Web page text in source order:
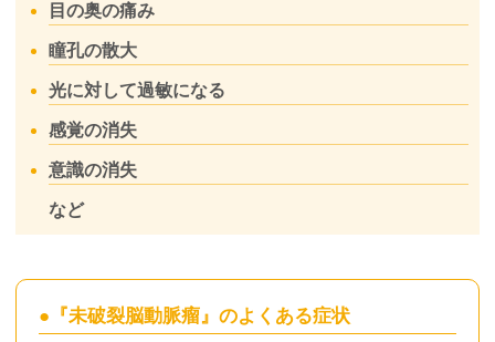
目の奥の痛み
瞳孔の散大
光に対して過敏になる
感覚の消失
意識の消失
など
● 『未破裂脳動脈瘤』のよくある症状